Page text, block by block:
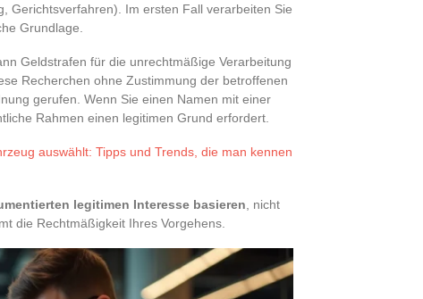
Gerichtsverfahren). Im ersten Fall verarbeiten Sie
Grundlage.
Geldstrafen für die unrechtmäßige Verarbeitung
Recherchen ohne Zustimmung der betroffenen
gerufen. Wenn Sie einen Namen mit einer
Rahmen einen legitimen Grund erfordert.
auswählt: Tipps und Trends, die man kennen
legitimen Interesse basieren , nicht
die Rechtmäßigkeit Ihres Vorgehens.